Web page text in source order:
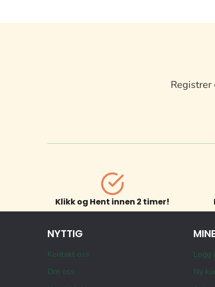
Klikk og Hent innen 2 timer!
NYTTIG
Kontakt oss
Om oss
Logg
Ny